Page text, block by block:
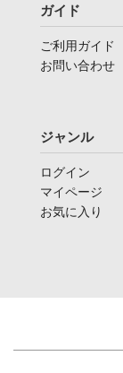
ガイド
ご利用ガイド
お問い合わせ
ジャンル
ログイン
マイページ
お気に入り